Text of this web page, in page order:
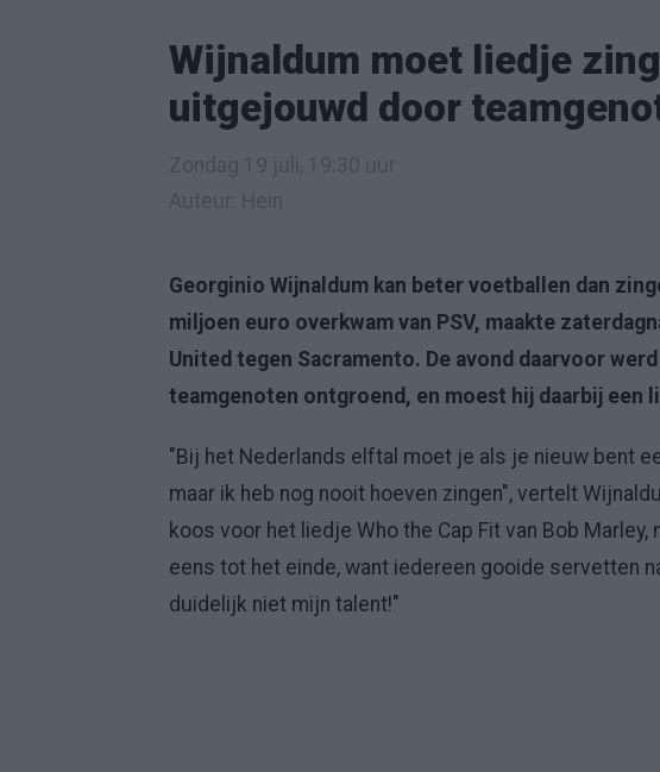
Wijnaldum moet liedje
uitgejouwd door
Georginio Wijnaldum kan beter voetballen dan
miljoen euro overkwam van PSV, maakte
United tegen Sacramento. De avond daarvoor
teamgenoten ontgroend, en moest hij daarbij een
"Bij het Nederlands elftal moet je als je nieuw bent
maar ik heb nog nooit hoeven zingen", vertelt
koos voor het liedje Who the Cap Fit van Bob
eens tot het einde, want iedereen gooide servetten
duidelijk niet mijn talent!"